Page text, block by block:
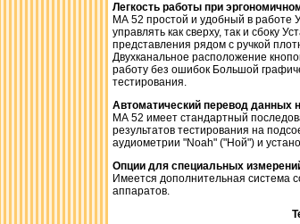
Легкость работы при
МА 52 простой и удобный в работе
управлять как сверху, так и сбоку
представления рядом с ручкой
Двухканальное расположение
работу без ошибок Большой
тестирования.
Автоматический перевод данных
МА 52 имеет стандартный
результатов тестирования на
аудиометрии "Noah" ("Ной") и
Опции для специальных
Имеется дополнительная система
аппаратов.